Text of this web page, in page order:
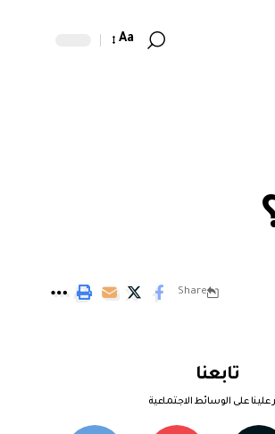
Aa
Share
تابعنا
علينا على الوسائط الاجتماعية